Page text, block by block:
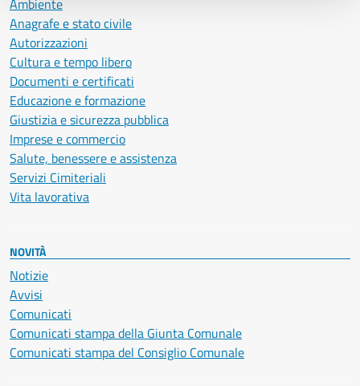
Ambiente
Anagrafe e stato civile
Autorizzazioni
Cultura e tempo libero
Documenti e certificati
Educazione e formazione
Giustizia e sicurezza pubblica
Imprese e commercio
Salute, benessere e assistenza
Servizi Cimiteriali
Vita lavorativa
NOVITÀ
Notizie
Avvisi
Comunicati
Comunicati stampa della Giunta Comunale
Comunicati stampa del Consiglio Comunale